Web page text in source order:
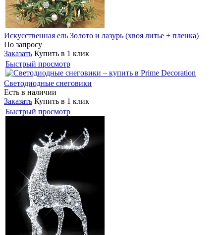
Искусственная ель Золото и лазурь (хвоя литье + пленка)
По запросу
Заказать Купить в 1 клик
Быстрый просмотр
Светодиодные снеговики
Есть в наличии
Заказать Купить в 1 клик
Быстрый просмотр